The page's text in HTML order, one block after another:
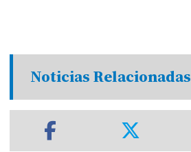
Noticias Relacionadas